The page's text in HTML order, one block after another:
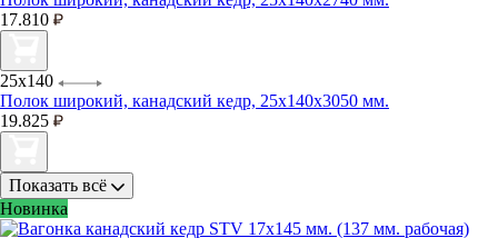
17.810
25х140
Полок широкий, канадский кедр, 25х140x3050 мм.
19.825
Показать всё
Новинка